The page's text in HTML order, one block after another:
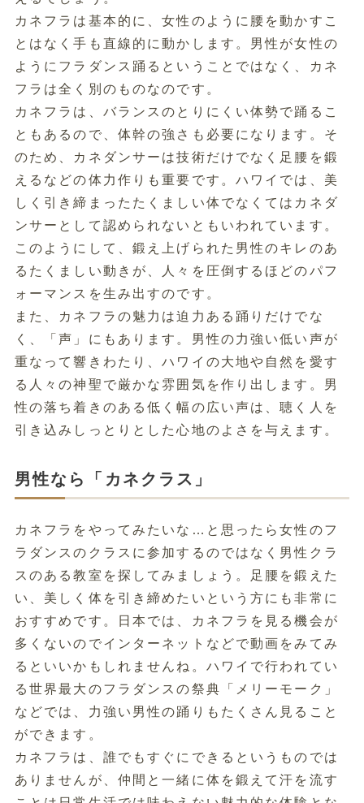
カネフラは基本的に、女性のように腰を動かすこ
とはなく手も直線的に動かします。男性が女性の
ようにフラダンス踊るということではなく、カネ
フラは全く別のものなのです。
カネフラは、バランスのとりにくい体勢で踊るこ
ともあるので、体幹の強さも必要になります。そ
のため、カネダンサーは技術だけでなく足腰を鍛
えるなどの体力作りも重要です。ハワイでは、美
しく引き締まったたくましい体でなくてはカネダ
ンサーとして認められないともいわれています。
このようにして、鍛え上げられた男性のキレのあ
るたくましい動きが、人々を圧倒するほどのパフ
ォーマンスを生み出すのです。
また、カネフラの魅力は迫力ある踊りだけでな
く、「声」にもあります。男性の力強い低い声が
重なって響きわたり、ハワイの大地や自然を愛す
る人々の神聖で厳かな雰囲気を作り出します。男
性の落ち着きのある低く幅の広い声は、聴く人を
引き込みしっとりとした心地のよさを与えます。
男性なら「カネクラス」
カネフラをやってみたいな…と思ったら女性のフ
ラダンスのクラスに参加するのではなく男性クラ
スのある教室を探してみましょう。足腰を鍛えた
い、美しく体を引き締めたいという方にも非常に
おすすめです。日本では、カネフラを見る機会が
多くないのでインターネットなどで動画をみてみ
るといいかもしれませんね。ハワイで行われてい
る世界最大のフラダンスの祭典「メリーモーク」
などでは、力強い男性の踊りもたくさん見ること
ができます。
カネフラは、誰でもすぐにできるというものでは
ありませんが、仲間と一緒に体を鍛えて汗を流す